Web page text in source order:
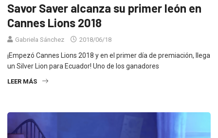
Savor Saver alcanza su primer león en
Cannes Lions 2018
Gabriela Sánchez 2018/06/18
¡Empezó Cannes Lions 2018 y en el primer día de premiación, llega
un Silver Lion para Ecuador! Uno de los ganadores
LEER MÁS